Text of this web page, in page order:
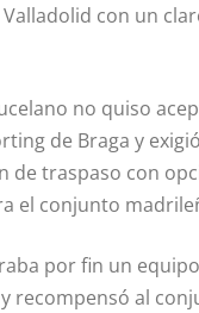
con un
no quiso
de Braga y
de traspaso con
el conjunto
por fin un
recompensó al